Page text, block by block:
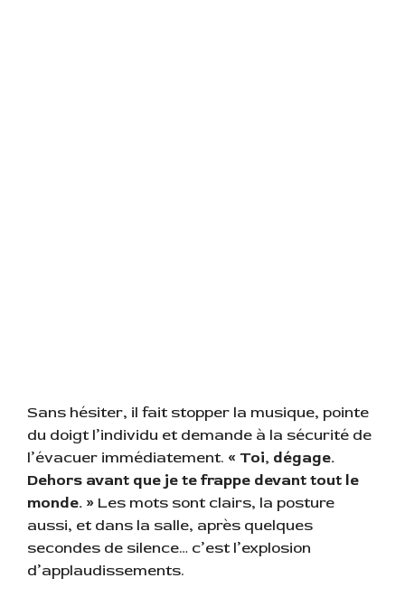
Sans hésiter, il fait stopper la musique, pointe
du doigt l’individu et demande à la sécurité de
l’évacuer immédiatement. « Toi, dégage.
Dehors avant que je te frappe devant tout le
monde. » Les mots sont clairs, la posture
aussi, et dans la salle, après quelques
secondes de silence… c’est l’explosion
d’applaudissements.